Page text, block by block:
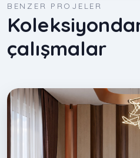
BENZER PROJELER
çalışmalar